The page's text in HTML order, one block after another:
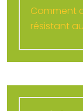
Comment
résistant